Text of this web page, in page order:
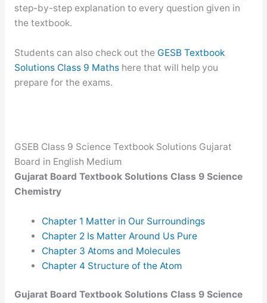
step-by-step explanation to every question given in
the textbook.
Students can also check out the GESB Textbook
Solutions Class 9 Mathshere that will help you
prepare for the exams.
GSEB Class 9 Science Textbook Solutions Gujarat
Board in English Medium
Gujarat Board Textbook Solutions Class 9 Science
Chemistry
Chapter 1 Matter in Our Surroundings
Chapter 2 Is Matter Around Us Pure
Chapter 3 Atoms and Molecules
Chapter 4 Structure of the Atom
Gujarat Board Textbook Solutions Class 9 Science